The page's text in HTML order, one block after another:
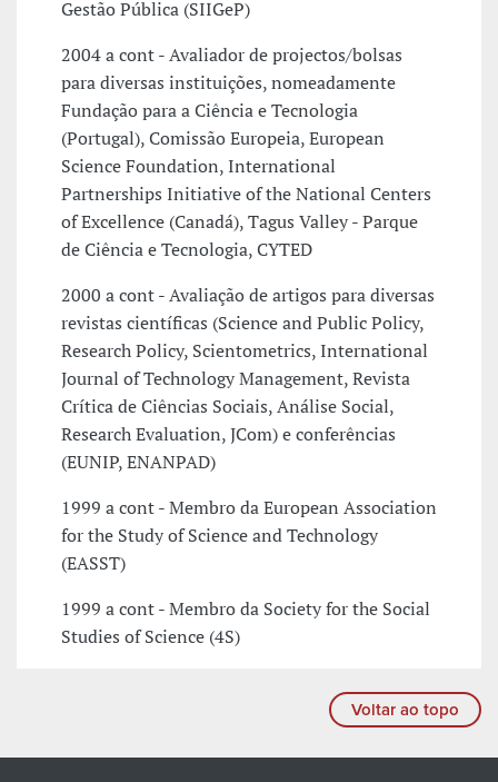
Gestão Pública (SIIGeP)
2004 a cont - Avaliador de projectos/bolsas
para diversas instituições, nomeadamente
Fundação para a Ciência e Tecnologia
(Portugal), Comissão Europeia, European
Science Foundation, International
Partnerships Initiative of the National Centers
of Excellence (Canadá), Tagus Valley - Parque
de Ciência e Tecnologia, CYTED
2000 a cont - Avaliação de artigos para diversas
revistas científicas (Science and Public Policy,
Research Policy, Scientometrics, International
Journal of Technology Management, Revista
Crítica de Ciências Sociais, Análise Social,
Research Evaluation, JCom) e conferências
(EUNIP, ENANPAD)
1999 a cont - Membro da European Association
for the Study of Science and Technology
(EASST)
1999 a cont - Membro da Society for the Social
Studies of Science (4S)
Voltar ao topo